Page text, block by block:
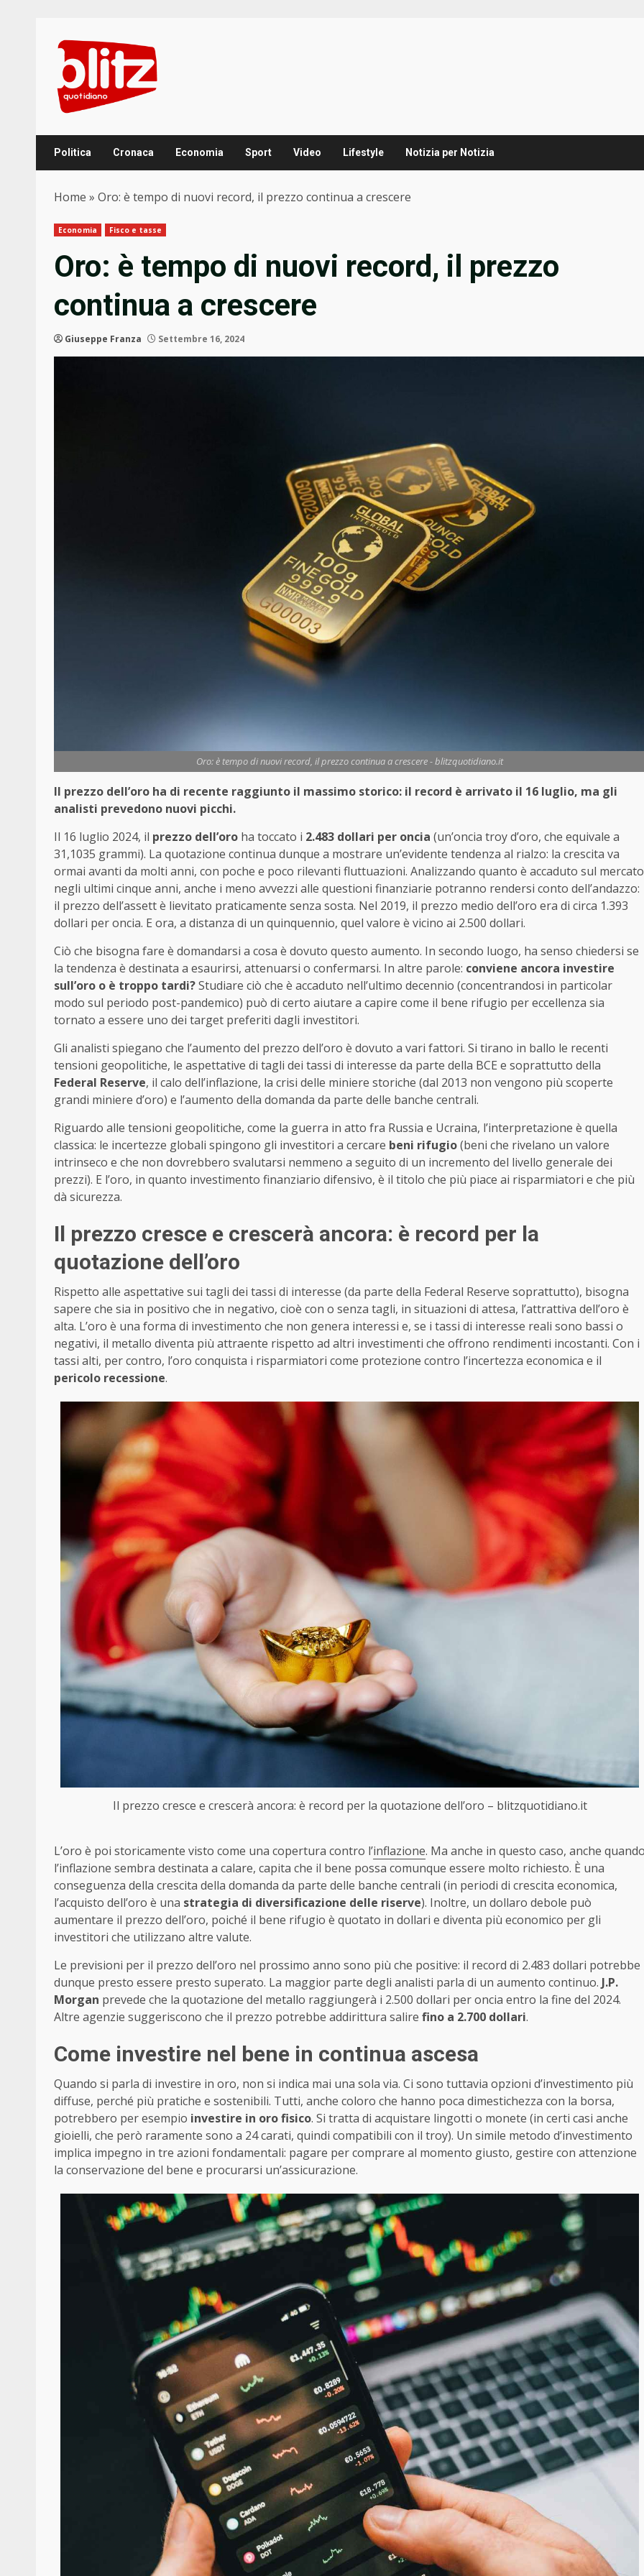
content
Politica Cronaca Economia Sport Video Lifestyle Notizia per Notizia
Home » Oro: è tempo di nuovi record, il prezzo continua a crescere
Economia Fisco e tasse
Oro: è tempo di nuovi record, il prezzo
continua a crescere
Giuseppe Franza Settembre 16, 2024
Oro: è tempo di nuovi record, il prezzo continua a crescere - blitzquotidiano.it
Il prezzo dell’oro ha di recente raggiunto il massimo storico: il record è arrivato il 16 luglio, ma gli
analisti prevedono nuovi picchi.
Il 16 luglio 2024, il prezzo dell’oro ha toccato i 2.483 dollari per oncia (un’oncia troy d’oro, che equivale a
31,1035 grammi). La quotazione continua dunque a mostrare un’evidente tendenza al rialzo: la crescita va
ormai avanti da molti anni, con poche e poco rilevanti fluttuazioni. Analizzando quanto è accaduto sul mercato
negli ultimi cinque anni, anche i meno avvezzi alle questioni finanziarie potranno rendersi conto dell’andazzo:
il prezzo dell’assett è lievitato praticamente senza sosta. Nel 2019, il prezzo medio dell’oro era di circa 1.393
dollari per oncia. E ora, a distanza di un quinquennio, quel valore è vicino ai 2.500 dollari.
Ciò che bisogna fare è domandarsi a cosa è dovuto questo aumento. In secondo luogo, ha senso chiedersi se
la tendenza è destinata a esaurirsi, attenuarsi o confermarsi. In altre parole: conviene ancora investire
sull’oro o è troppo tardi?Studiare ciò che è accaduto nell’ultimo decennio (concentrandosi in particolar
modo sul periodo post-pandemico) può di certo aiutare a capire come il bene rifugio per eccellenza sia
tornato a essere uno dei target preferiti dagli investitori.
Gli analisti spiegano che l’aumento del prezzo dell’oro è dovuto a vari fattori. Si tirano in ballo le recenti
tensioni geopolitiche, le aspettative di tagli dei tassi di interesse da parte della BCE e soprattutto della
Federal Reserve, il calo dell’inflazione, la crisi delle miniere storiche (dal 2013 non vengono più scoperte
grandi miniere d’oro) e l’aumento della domanda da parte delle banche centrali.
Riguardo alle tensioni geopolitiche, come la guerra in atto fra Russia e Ucraina, l’interpretazione è quella
classica: le incertezze globali spingono gli investitori a cercare beni rifugio(beni che rivelano un valore
intrinseco e che non dovrebbero svalutarsi nemmeno a seguito di un incremento del livello generale dei
prezzi). E l’oro, in quanto investimento finanziario difensivo, è il titolo che più piace ai risparmiatori e che più
dà sicurezza.
Il prezzo cresce e crescerà ancora: è record per la
quotazione dell’oro
Rispetto alle aspettative sui tagli dei tassi di interesse (da parte della Federal Reserve soprattutto), bisogna
sapere che sia in positivo che in negativo, cioè con o senza tagli, in situazioni di attesa, l’attrattiva dell’oro è
alta. L’oro è una forma di investimento che non genera interessi e, se i tassi di interesse reali sono bassi o
negativi, il metallo diventa più attraente rispetto ad altri investimenti che offrono rendimenti incostanti. Con i
tassi alti, per contro, l’oro conquista i risparmiatori come protezione contro l’incertezza economica e il
pericolo recessione.
Il prezzo cresce e crescerà ancora: è record per la quotazione dell’oro – blitzquotidiano.it
L’oro è poi storicamente visto come una copertura contro l’inflazione. Ma anche in questo caso, anche
l’inflazione sembra destinata a calare, capita che il bene possa comunque essere molto richiesto. È una
conseguenza della crescita della domanda da parte delle banche centrali (in periodi di crescita economica,
l’acquisto dell’oro è una strategia di diversificazione delle riserve). Inoltre, un dollaro debole può
aumentare il prezzo dell’oro, poiché il bene rifugio è quotato in dollari e diventa più economico per gli
investitori che utilizzano altre valute.
Le previsioni per il prezzo dell’oro nel prossimo anno sono più che positive: il record di 2.483 dollari potrebbe
dunque presto essere presto superato. La maggior parte degli analisti parla di un aumento continuo. J.P.
Morgan prevede che la quotazione del metallo raggiungerà i 2.500 dollari per oncia entro la fine del 2024.
Altre agenzie suggeriscono che il prezzo potrebbe addirittura salire fino a 2.700 dollari.
Come investire nel bene in continua ascesa
Quando si parla di investire in oro, non si indica mai una sola via. Ci sono tuttavia opzioni d’investimento più
diffuse, perché più pratiche e sostenibili. Tutti, anche coloro che hanno poca dimestichezza con la borsa,
potrebbero per esempio investire in oro fisico. Si tratta di acquistare lingotti o monete (in certi casi anche
gioielli, che però raramente sono a 24 carati, quindi compatibili con il troy). Un simile metodo d’investimento
implica impegno in tre azioni fondamentali: pagare per comprare al momento giusto, gestire con attenzione
la conservazione del bene e procurarsi un’assicurazione.